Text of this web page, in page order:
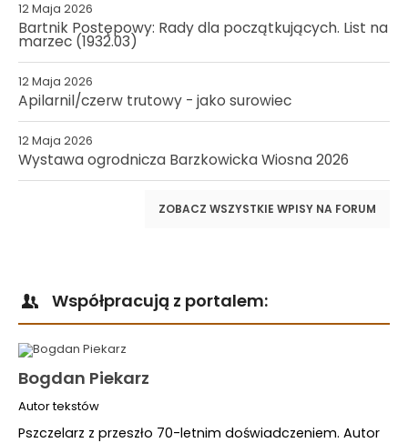
12 Maja 2026
Bartnik Postępowy: Rady dla początkujących. List na
marzec (1932.03)
12 Maja 2026
Apilarnil/czerw trutowy - jako surowiec
12 Maja 2026
Wystawa ogrodnicza Barzkowicka Wiosna 2026
ZOBACZ WSZYSTKIE WPISY NA FORUM
Współpracują z portalem:
Bogdan Piekarz
Autor tekstów
Pszczelarz z przeszło 70-letnim doświadczeniem. Autor